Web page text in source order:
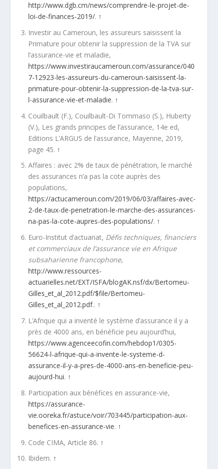
http://www.dgb.cm/news/comprendre-le-projet-de-
loi-de-finances-2019/. ↑
Investir au Cameroun, les assureurs saisissent la
Primature pour obtenir la suppression de la TVA sur
l’assurance-vie et maladie,
https://www.investiraucameroun.com/assurance/040
7-12923-les-assureurs-du-cameroun-saisissent-la-
primature-pour-obtenir-la-suppression-de-la-tva-sur-
l-assurance-vie-et-maladie. ↑
Couilbault (F.), Couilbault-Di Tommaso (S.), Huberty
(V.), Les grands principes de l’assurance, 14e ed,
Editions L’ARGUS de l’assurance, Mayenne, 2019,
page 45. ↑
Affaires : avec 2% de taux de pénétration, le marché
des assurances n’a pas la cote auprès des
populations,
https://actucameroun.com/2019/06/03/affaires-avec-
2-de-taux-de-penetration-le-marche-des-assurances-
na-pas-la-cote-aupres-des-populations/. ↑
Euro-Institut d’actuariat, Défis techniques, financiers
et commerciaux de l’assurance vie en Afrique
subsaharienne francophone,
http://www.ressources-
actuarielles.net/EXT/ISFA/blogAK.nsf/dx/Bertomeu-
Gilles_et_al_2012.pdf/$file/Bertomeu-
Gilles_et_al_2012.pdf.. ↑
L’Afrique qui a inventé le système d’assurance il y a
près de 4000 ans, en bénéficie peu aujourd’hui,
https://www.agenceecofin.com/hebdop1/0305-
56624-l-afrique-qui-a-invente-le-systeme-d-
assurance-il-y-a-pres-de-4000-ans-en-beneficie-peu-
aujourd-hui. ↑
Participation aux bénéfices en assurance-vie,
https://assurance-
vie.ooreka.fr/astuce/voir/703445/participation-aux-
benefices-en-assurance-vie. ↑
Code CIMA, Article 86. ↑
Ibidem. ↑